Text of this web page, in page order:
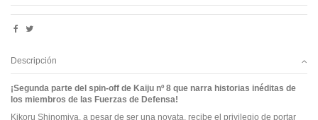
Descripción
¡Segunda parte del spin-off de Kaiju nº 8 que narra historias inéditas de
los miembros de las Fuerzas de Defensa!
Kikoru Shinomiya, a pesar de ser una novata, recibe el privilegio de portar